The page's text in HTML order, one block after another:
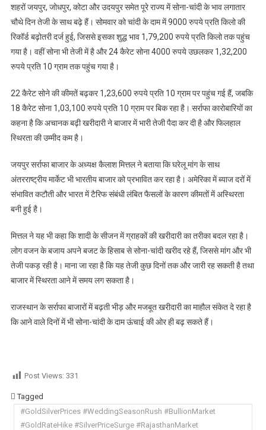
शहरों जयपुर, जोधपुर, कोटा और उदयपुर समेत पूरे राज्य में सोना-चांदी के भाव लगातार
चौथे दिन तेजी के साथ बढ़े हैं। सोमवार को चांदी के दाम में 9000 रुपये प्रति किलो की
रिकॉर्ड बढ़ोतरी दर्ज हुई, जिससे इसका शुद्ध भाव 1,79,200 रुपये प्रति किलो तक पहुंच
गया है। वहीं सोना भी तेजी में है और 24 कैरेट सोना 4000 रुपये उछलकर 1,32,200
रुपये प्रति 10 ग्राम तक पहुंच गया है।
22 कैरेट सोने की कीमतें बढ़कर 1,23,600 रुपये प्रति 10 ग्राम पर पहुंच गई हैं, जबकि
18 कैरेट सोना 1,03,100 रुपये प्रति 10 ग्राम पर बिक रहा है। सर्राफा कारोबारियों का
कहना है कि अचानक बढ़ी खरीदारी ने बाजार में भारी तेजी पैदा कर दी है और फिलहाल
स्थिरता की उम्मीद कम है।
जयपुर सर्राफा बाजार के अध्यक्ष कैलाश मित्तल ने बताया कि घरेलू मांग के साथ
अंतरराष्ट्रीय मार्केट भी भारतीय बाजार को प्रभावित कर रहा है। अमेरिका में ब्याज दरों में
संभावित कटौती और भारत में टैरिफ संबंधी लंबित फैसलों के कारण कीमतों में अस्थिरता
बनी हुई है।
मित्तल ने यह भी कहा कि शादी के सीजन में ग्राहकों की खरीदारी का तरीका बदल रहा है।
लोग वजन के बजाय अपने बजट के हिसाब से सोना-चांदी खरीद रहे हैं, जिससे मांग और भी
तेजी पकड़ रही है। माना जा रहा है कि यह तेजी कुछ दिनों तक और जारी रह सकती है तथा
बाजार में स्थिरता आने में समय लग सकता है।
राजस्थान के सर्राफा बाजारों में बढ़ती भीड़ और मजबूत खरीदारी का माहौल संकेत दे रहा है
कि आने वाले दिनों में भी सोना-चांदी के दाम ऊंचाई की ओर ही बढ़ सकते हैं।
Post Views: 331
Tagged
#GoldSilverPrices #WeddingSeasonRush #BullionMarket
#GoldRateHike #SilverPriceSurge #RajasthanMarket